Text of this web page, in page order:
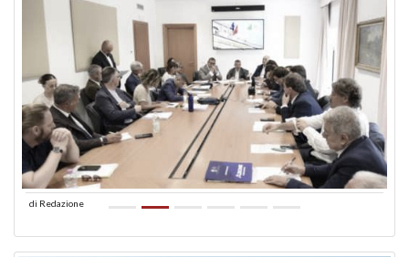
di Redazione